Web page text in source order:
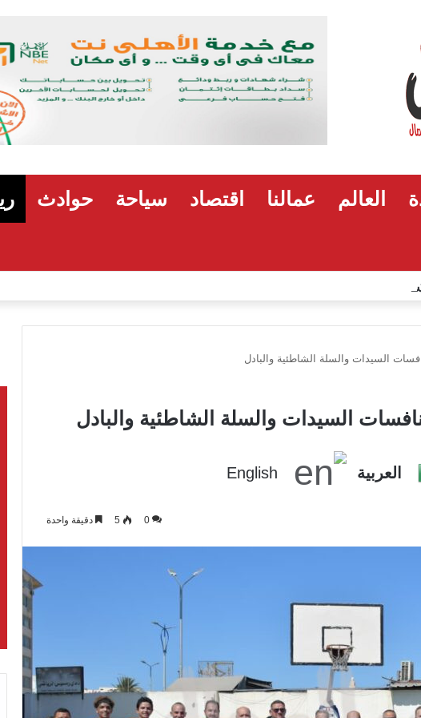
العالم عمالنا اقتصاد سياحة حوادث
السيدات والسلة الشاطئية والبادل
السيدات والسلة الشاطئية والبادل
العربية English
0
5 دقيقة واحدة